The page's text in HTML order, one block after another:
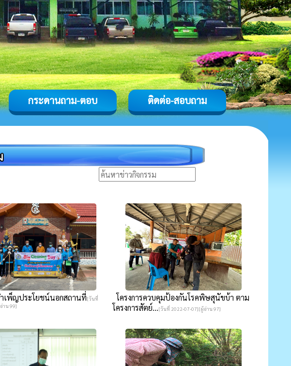
กระดานถาม-ตอบ ติดต่อ-สอบถาม
เพ็ญประโยชน์นอกสถานที่[วันที่
าน 99]
โครงการควบคุมป้องกันโรคพิษสุนัขบ้า ตาม
โครงการสัตย์...[วันที่ 2022-07-07][ผู้อ่าน 97]